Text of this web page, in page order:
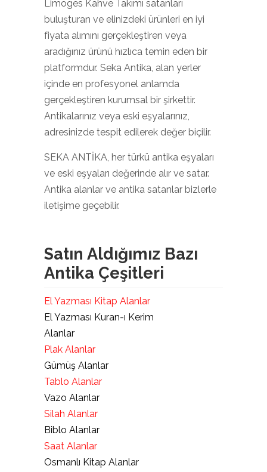
Limoges Kahve Takımı satanları
buluşturan ve elinizdeki ürünleri en iyi
fiyata alımını gerçekleştiren veya
aradığınız ürünü hızlıca temin eden bir
platformdur. Seka Antika, alan yerler
içinde en profesyonel anlamda
gerçekleştiren kurumsal bir şirkettir.
Antikalarınız veya eski eşyalarınız,
adresinizde tespit edilerek değer biçilir.
SEKA ANTİKA, her türkü antika eşyaları
ve eski eşyaları değerinde alır ve satar.
Antika alanlar ve antika satanlar bizlerle
iletişime geçebilir.
Satın Aldığımız Bazı
Antika Çeşitleri
El Yazması Kitap Alanlar
El Yazması Kuran-ı Kerim
Alanlar
Plak Alanlar
Gümüş Alanlar
Tablo Alanlar
Vazo Alanlar
Silah Alanlar
Biblo Alanlar
Saat Alanlar
Osmanlı Kitap Alanlar